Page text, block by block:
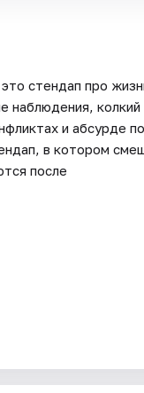
стендап про
наблюдения,
и абсурде
в котором
после